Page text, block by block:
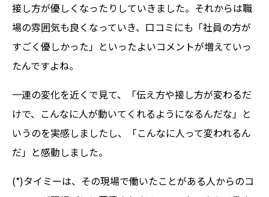
接し方が優しくなったりしていきました。それからは職
場の雰囲気も良くなっていき、口コミにも「社員の方が
すごく優しかった」といったよいコメントが増えていっ
たんですよね。
一連の変化を近くで見て、「伝え方や接し方が変わるだ
けで、こんなに人が動いてくれるようになるんだな」と
いうのを実感しましたし、「こんなに人って変われるん
だ」と感動しました。
(*)タイミーは、その現場で働いたことがある人からのコ